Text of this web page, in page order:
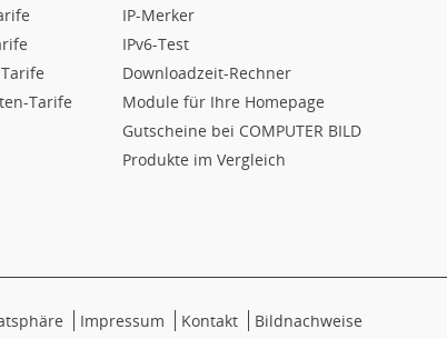
Tarife
IP-Merker
IPv6-Test
Downloadzeit-Rechner
Module für Ihre Homepage
Gutscheine bei COMPUTER BILD
Produkte im Vergleich
Impressum Kontakt Bildnachweise